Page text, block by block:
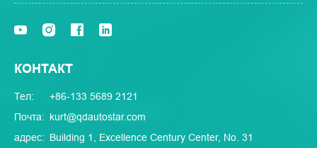
КОНТАКТ
Тел:
+86-133 5689 2121
Почта: kurt@qdautostar.com
адрес: Building 1, Excellence Century Center, No. 31